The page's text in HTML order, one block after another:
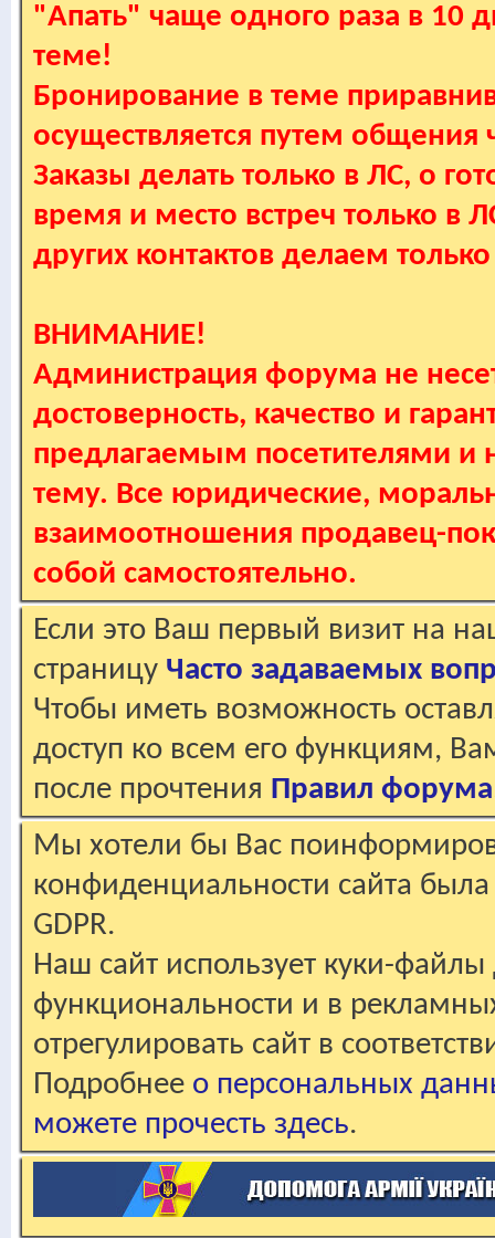
"Апать" чаще одного раза в 10
теме!
Бронирование в теме
осуществляется путем
Заказы делать только в ЛС, о
время и место встреч только в
других контактов делаем
ВНИМАНИЕ!
Администрация форума не
достоверность, качество и
предлагаемым посетителями и
тему. Все юридические,
взаимоотношения продавец-
собой самостоятельно.
Если это Ваш первый визит на
страницу Часто задаваемых
Чтобы иметь возможность
доступ ко всем его функциям,
после прочтения Правил форума
Мы хотели бы Вас
конфиденциальности сайта
GDPR.
Наш сайт использует куки-файлы
функциональности и в
отрегулировать сайт в
Подробнее о персональных
можете прочесть здесь.